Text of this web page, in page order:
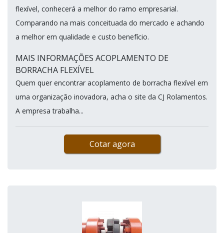
flexível, conhecerá a melhor do ramo empresarial.
Comparando na mais conceituada do mercado e achando
a melhor em qualidade e custo benefício.
MAIS INFORMAÇÕES ACOPLAMENTO DE
BORRACHA FLEXÍVEL
Quem quer encontrar acoplamento de borracha flexível em
uma organização inovadora, acha o site da CJ Rolamentos.
A empresa trabalha...
Cotar agora